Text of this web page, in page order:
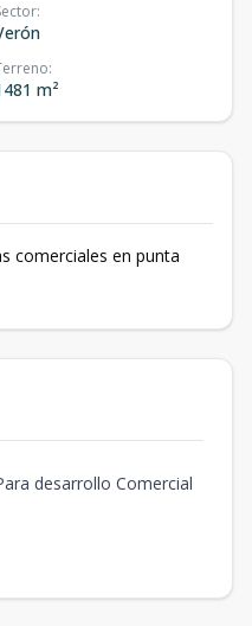
:
:
m²
comerciales en punta
desarrollo Comercial